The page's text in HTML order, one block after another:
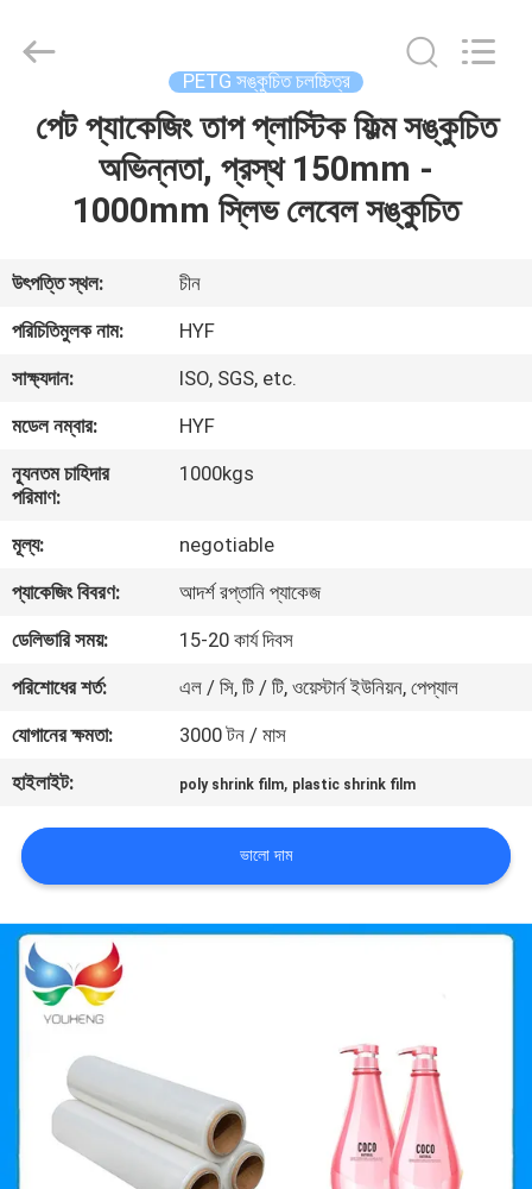
বাড়ি
ভিডিও
সম্পর্কে
কারখানা
মান
নিয়ন্ত্রণ
করুন
খবর
জন্য
আবেদন
ম্যাপ
PETG সঙ্কুচিত চলচ্চিত্র
পেট প্যাকেজিং তাপ প্লাস্টিক ফিল্ম সঙ্কুচিত
অভিন্নতা, প্রস্থ 150mm -
1000mm স্লিভ লেবেল সঙ্কুচিত
উৎপত্তি স্থল:
চীন
পরিচিতিমুলক নাম:
HYF
সাক্ষ্যদান:
ISO, SGS, etc.
মডেল নম্বার:
HYF
ন্যূনতম চাহিদার
পরিমাণ:
1000kgs
মূল্য:
negotiable
প্যাকেজিং বিবরণ:
আদর্শ রপ্তানি প্যাকেজ
ডেলিভারি সময়:
15-20 কার্য দিবস
পরিশোধের শর্ত:
এল / সি, টি / টি, ওয়েস্টার্ন ইউনিয়ন, পেপ্যাল
যোগানের ক্ষমতা:
3000 টন / মাস
হাইলাইট:
poly shrink film, plastic shrink film
ভালো দাম